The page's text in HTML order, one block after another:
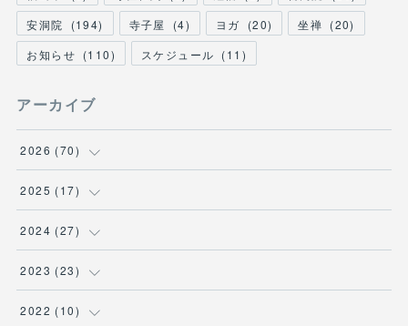
安洞院
(194) 寺子屋 (4) ヨガ (20) 坐禅 (20)
お知らせ (110) スケジュール (11 )
アーカイブ
2026 (70)
(1)
(1)
(1)
( 12
2025 (17)
(2)
(4)
(11
2024 (27)
(1)
(9)
2023 (23)
(9)
2022 (10)